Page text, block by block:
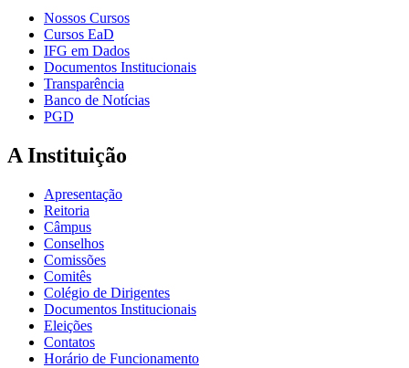
Nossos Cursos
Cursos EaD
IFG em Dados
Documentos Institucionais
Transparência
Banco de Notícias
PGD
A Instituição
Apresentação
Reitoria
Câmpus
Conselhos
Comissões
Comitês
Colégio de Dirigentes
Documentos Institucionais
Eleições
Contatos
Horário de Funcionamento